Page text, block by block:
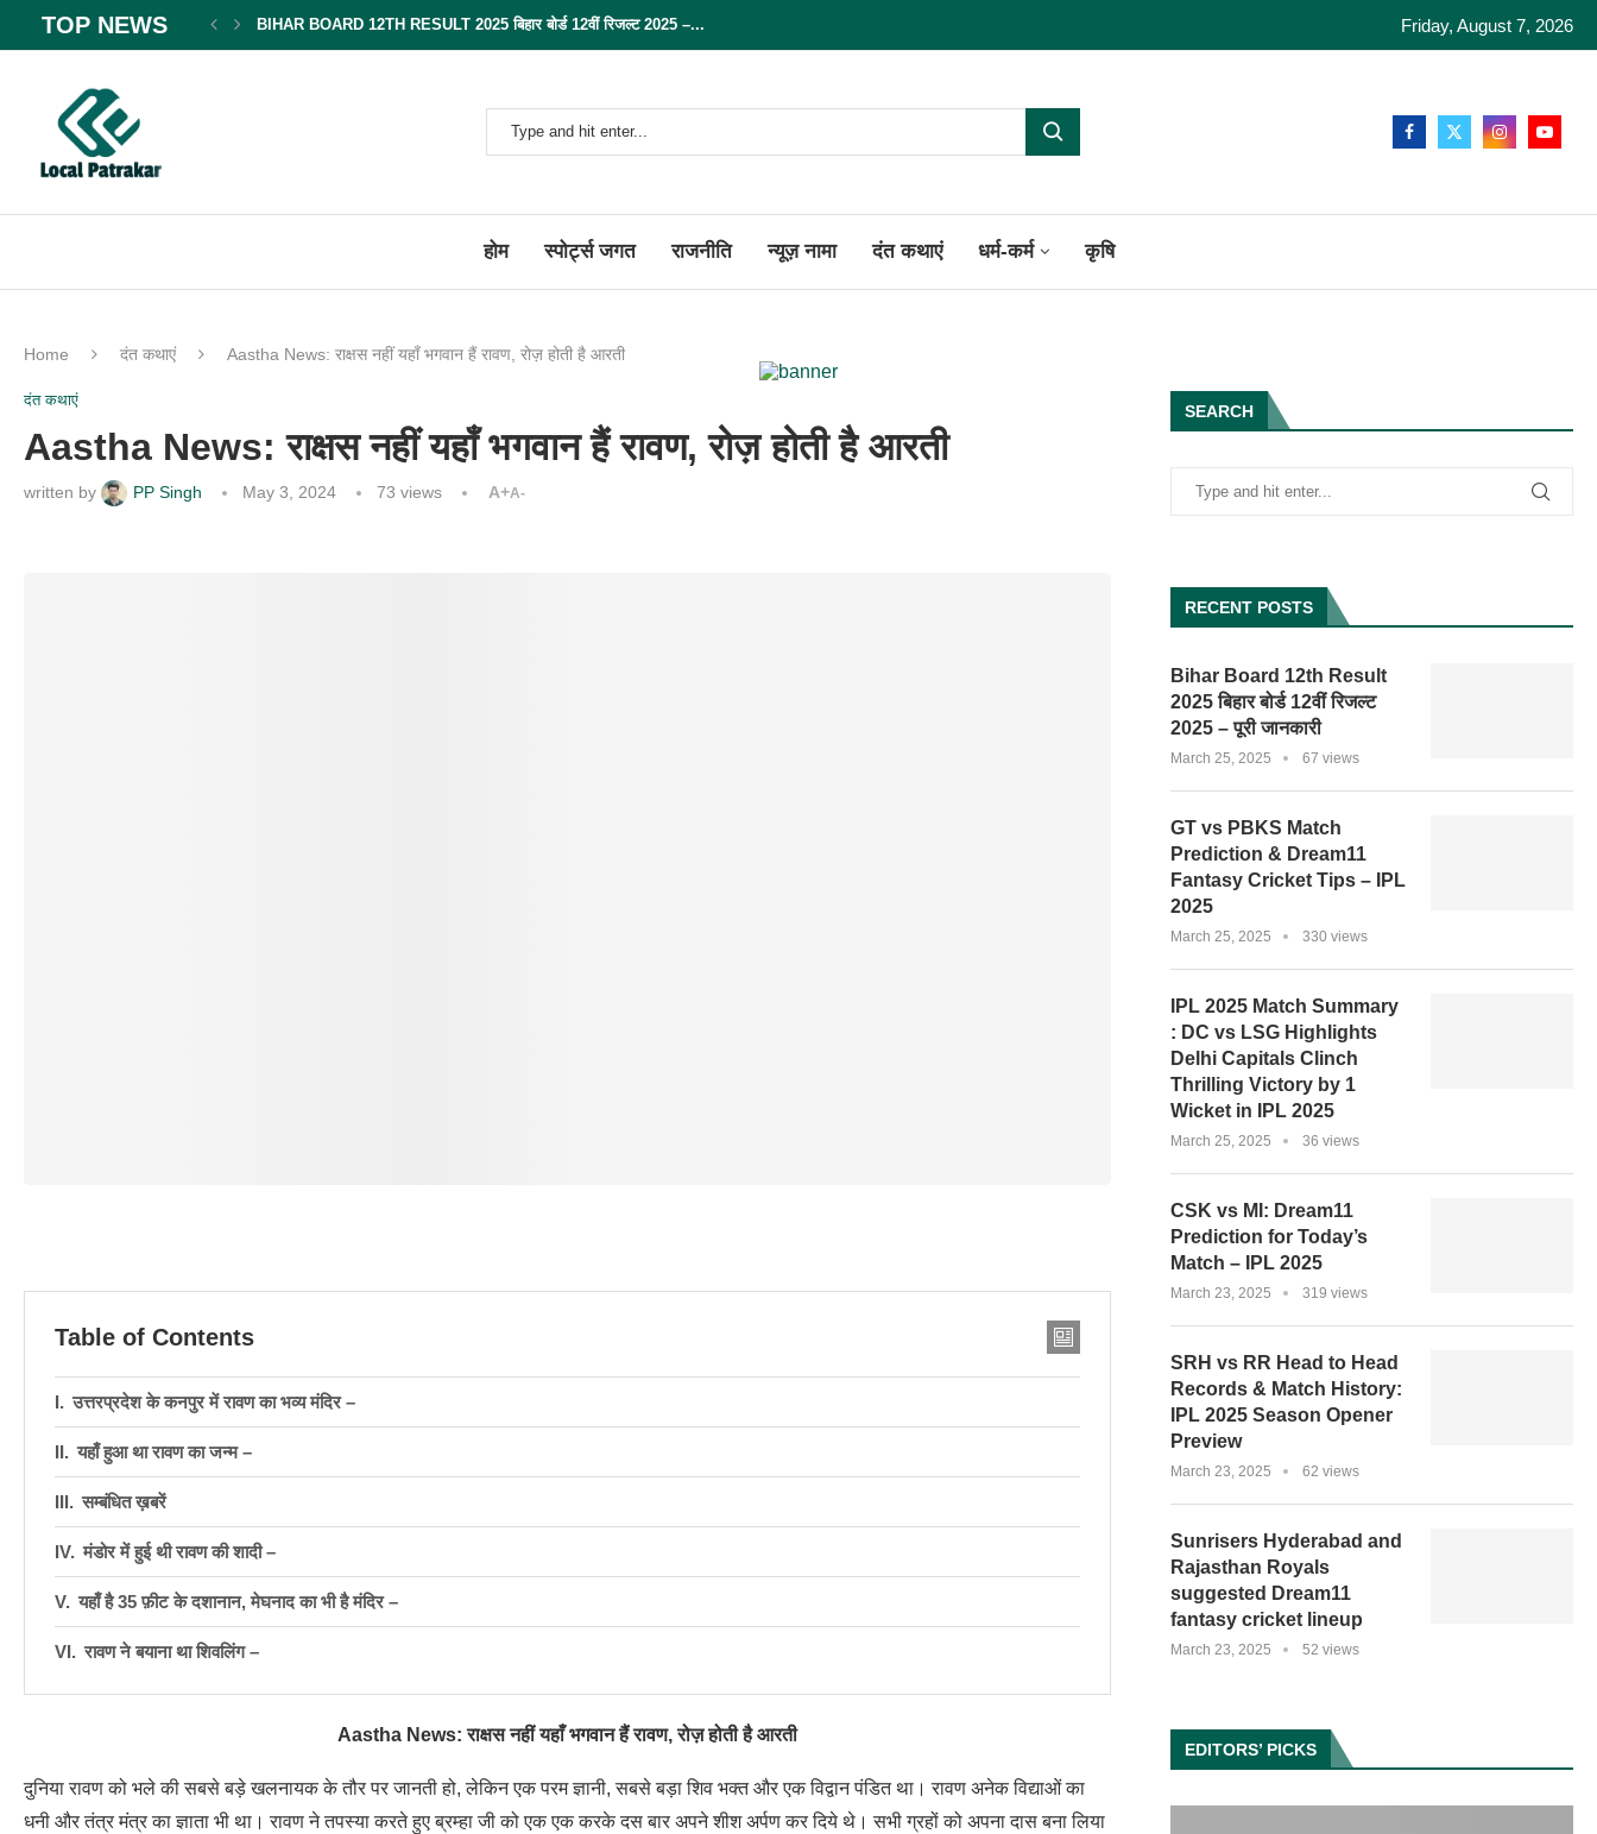
TOP NEWS BIHAR BOARD 12TH RESULT 2025 बिहार बोर्ड 12वीं रिजल्ट 2025 –... Friday, August 7, 2026
होम स्पोर्ट्स जगत राजनीति न्यूज़ नामा दंत कथाएं धर्म-कर्म कृषि
Home दंत कथाएं Aastha News: राक्षस नहीं यहाँ भगवान हैं रावण, रोज़ होती है आरती
दंत कथाएं
Aastha News: राक्षस नहीं यहाँ भगवान हैं रावण, रोज़ होती है आरती
written by PP Singh May 3, 2024 73 views A+A-
Table of Contents
उत्तरप्रदेश के कनपुर में रावण का भव्य मंदिर –
यहाँ हुआ था रावण का जन्म –
सम्बंधित ख़बरें
मंडोर में हुई थी रावण की शादी –
यहाँ है 35 फ़ीट के दशानान, मेघनाद का भी है मंदिर –
रावण ने बयाना था शिवलिंग –
Aastha News: राक्षस नहीं यहाँ भगवान हैं रावण, रोज़ होती है आरती
दुनिया रावण को भले की सबसे बड़े खलनायक के तौर पर जानती हो, लेकिन एक परम ज्ञानी, सबसे बड़ा शिव भक्त और एक विद्वान पंडित था। रावण अनेक विद्याओं का
धनी और तंत्र मंत्र का ज्ञाता भी था। रावण ने तपस्या करते हुए ब्रम्हा जी को एक एक करके दस बार अपने शीश अर्पण कर दिये थे। सभी ग्रहों को अपना दास बना लिया
SEARCH
RECENT POSTS
Bihar Board 12th Result
2025 बिहार बोर्ड 12वीं रिजल्ट
2025 – पूरी जानकारी
March 25, 2025 67 views
GT vs PBKS Match
Prediction & Dream11
Fantasy Cricket Tips – IPL
2025
March 25, 2025 330 views
IPL 2025 Match Summary
: DC vs LSG Highlights
Delhi Capitals Clinch
Thrilling Victory by 1
Wicket in IPL 2025
March 25, 2025 36 views
CSK vs MI: Dream11
Prediction for Today’s
Match – IPL 2025
March 23, 2025 319 views
SRH vs RR Head to Head
Records & Match History:
IPL 2025 Season Opener
Preview
March 23, 2025 62 views
Sunrisers Hyderabad and
Rajasthan Royals
suggested Dream11
fantasy cricket lineup
March 23, 2025 52 views
EDITORS’ PICKS